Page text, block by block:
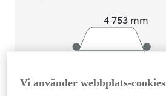
4 753 mm
Vi använder webbplats-cookies